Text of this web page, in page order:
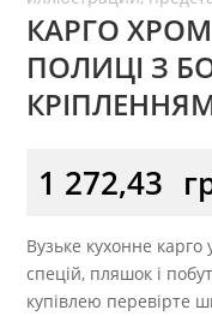
КАРГО
ПОЛИЦІ З
1 272,43
Вузьке кухонне
спецій, пляшок і
купівлею перевірте